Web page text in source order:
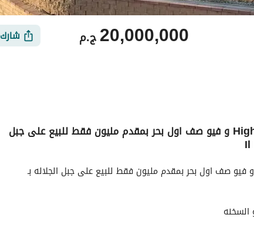
ج.م20,000,000 شارك
عقاري الموقع والأماكن القريبة
توين فيلا استلام فوري بـ تشطيب High end و فيو صف اول بحر بمقدم مليون فقط للبيع على جبل
توين فيلا استلام فوري بـ تشطيب High end و فيو صف اول بحر بمقدم مليون فقط للبيع على جبل الجلاله بـ
السخنه